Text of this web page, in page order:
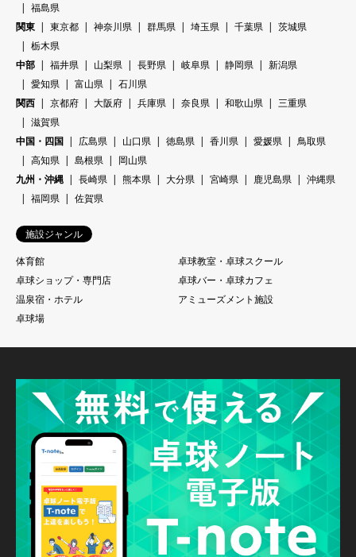
福島県
関東
東京都 神奈川県 群馬県 埼玉県 千葉県
茨城県
栃木県
中部
福井県 山梨県 長野県 岐阜県 静岡県
新潟県
愛知県
富山県
石川県
関西
京都府 大阪府 兵庫県 奈良県 和歌山県
三重県
滋賀県
中国・四国
広島県 山口県 徳島県 香川県 愛媛県
鳥取県
高知県
島根県
岡山県
九州・沖縄
長崎県 熊本県 大分県 宮崎県 鹿児島県
沖縄県
福岡県
佐賀県
施設ジャンル
体育館
卓球教室・卓球スクール
卓球ショップ・専門店
卓球バー・卓球カフェ
温泉宿・ホテル
アミューズメント施設
卓球場